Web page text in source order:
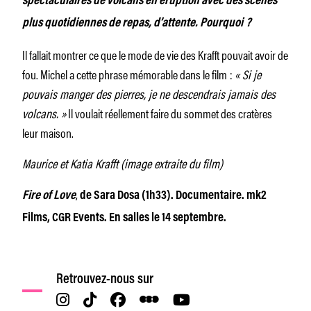
plus quotidiennes de repas, d’attente. Pourquoi ?
Il fallait montrer ce que le mode de vie des Krafft pouvait avoir de
fou. Michel a cette phrase mémorable dans le film : « Si je
pouvais manger des pierres, je ne descendrais jamais des
volcans. »Il voulait réellement faire du sommet des cratères
leur maison.
Maurice et Katia Krafft (image extraite du film)
Fire of Love,de Sara Dosa (1h33). Documentaire. mk2
Films, CGR Events. En salles le 14 septembre.
Retrouvez-nous sur